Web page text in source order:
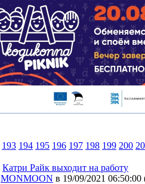
193 194 195 196 197 198 199 200
Катри Райк выходит на работу
MONMOON в 19/09/2021 06:50:00